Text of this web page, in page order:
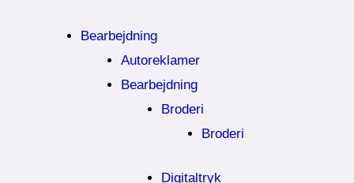
Bearbejdning
Autoreklamer
Bearbejdning
Broderi
Broderi
Digitaltryk